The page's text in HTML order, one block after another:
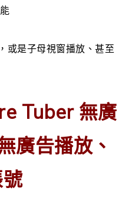
或是子母視窗播放、甚至
Tuber 無廣
廣告播放、